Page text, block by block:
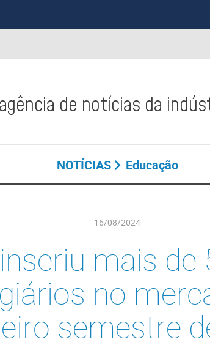
agência de notícias da
NOTÍCIAS Educação
16/08/2024
mais de
no
semestre